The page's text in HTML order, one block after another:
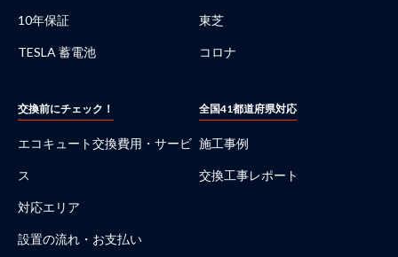
10年保証
TESLA 蓄電池
交換前にチェック！
エコキュート交換費用・サービ
ス
対応エリア
設置の流れ・お支払い
東芝
コロナ
全国41都道府県対応
施工事例
交換工事レポート